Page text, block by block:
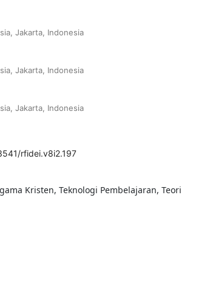
Jakarta, Indonesia
Jakarta, Indonesia
Jakarta, Indonesia
rfidei.v8i2.197
Kristen, Teknologi Pembelajaran, Teori